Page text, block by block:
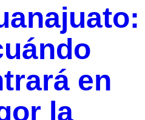
en
la